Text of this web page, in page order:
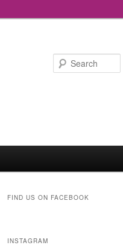
FIND US ON FACEBOOK
INSTAGRAM